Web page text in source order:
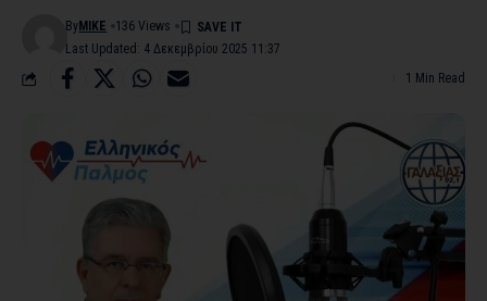
Last Updated: 4 Δεκεμβρίου 2025 11:37
By MIKE 136 Views
1 Min Read